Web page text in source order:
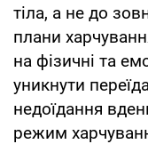
тіла, а не до
плани
на фізичні та
уникнути
недоїдання
режим